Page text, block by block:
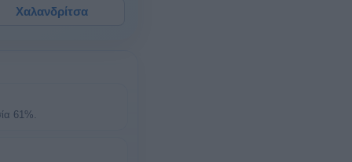
Χαλανδρίτσα
61%.